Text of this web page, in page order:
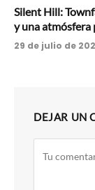
Silent Hill:
y una atmósfera
29 de julio de
DEJAR UN